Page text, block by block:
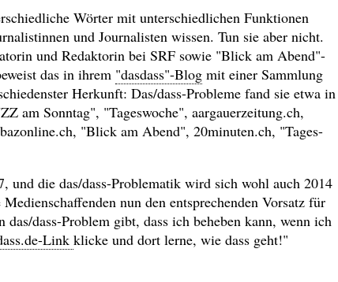
Wörter mit unterschiedlichen Funktionen
und Journalisten wissen. Tun sie aber nicht.
und Redaktorin bei SRF sowie "Blick am Abend"-
das in ihrem "dasdass"-Blog mit einer Sammlung
Herkunft: Das/dass-Probleme fand sie etwa in
am Sonntag", "Tageswoche", aargauerzeitung.ch,
"Blick am Abend", 20minuten.ch, "Tages-
und die das/dass-Problematik wird sich wohl auch 2014
nun den entsprechenden Vorsatz für
dass-Problem gibt, dass ich beheben kann, wenn ich
Link klicke und dort lerne, wie dass geht!"